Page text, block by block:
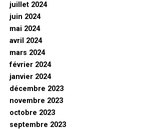
juillet 2024
juin 2024
mai 2024
avril 2024
mars 2024
février 2024
janvier 2024
décembre 2023
novembre 2023
octobre 2023
septembre 2023